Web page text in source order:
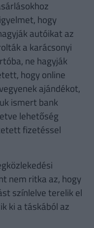
hogy
autóikat az
a karácsonyi
ne hagyják
hogy online
ajándékot,
ismert bank
lehetőség
fizetéssel
nem ritka az, hogy
színlelve terelik el
ki a táskából az